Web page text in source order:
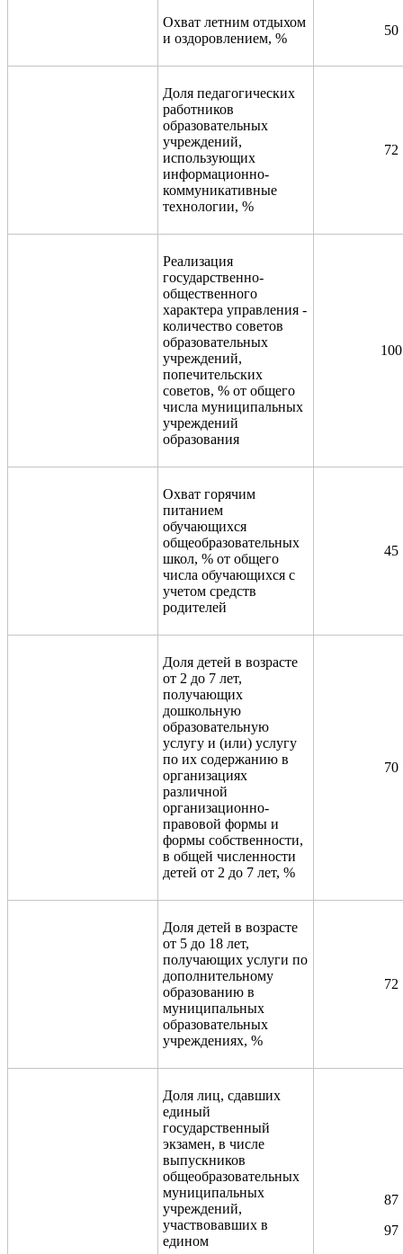
Охват летним отдыхом
и оздоровлением, %
50
Доля педагогических
работников
образовательных
учреждений,
использующих
информационно-
коммуникативные
технологии, %
72
Реализация
государственно-
общественного
характера управления -
количество советов
образовательных
учреждений,
попечительских
советов, % от общего
числа муниципальных
учреждений
образования
100
Охват горячим
питанием
обучающихся
общеобразовательных
школ, % от общего
числа обучающихся с
учетом средств
родителей
45
Доля детей в возрасте
от 2 до 7 лет,
получающих
дошкольную
образовательную
услугу и (или) услугу
по их содержанию в
организациях
различной
организационно-
правовой формы и
формы собственности,
в общей численности
детей от 2 до 7 лет, %
70
Доля детей в возрасте
от 5 до 18 лет,
получающих услуги по
дополнительному
образованию в
муниципальных
образовательных
учреждениях, %
72
Доля лиц, сдавших
единый
государственный
экзамен, в числе
выпускников
общеобразовательных
муниципальных
учреждений,
участвовавших в
едином
87
97